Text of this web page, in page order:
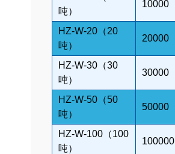
吨）
10000
HZ-W-20 （20
吨）
20000
HZ-W-30 （30
吨）
30000
HZ-W-50 （50
吨）
50000
HZ-W-100 （100
吨）
100000